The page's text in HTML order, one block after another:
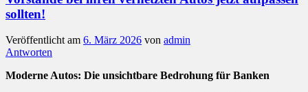
sollten!
Veröffentlicht am 6. März 2026 von admin
Antworten
Moderne Autos: Die unsichtbare Bedrohung für Banken